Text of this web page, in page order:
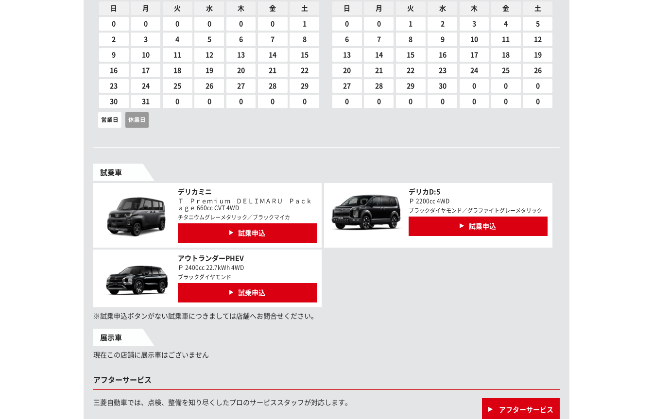
日 月 火 水 木 金 土
0 0 0 0 0 0 1
2 3 4 5 6 7 8
9 10 11 12 13 14 15
16 17 18 19 20 21 22
23 24 25 26 27 28 29
30 31 0 0 0 0 0
日 月 火 水 木 金 土
0 0 1 2 3 4 5
6 7 8 9 10 11 12
13 14 15 16 17 18 19
20 21 22 23 24 25 26
27 28 29 30 0 0 0
0 0 0 0 0 0 0
営業日 休業日
試乗車
デリカミニ
Ｔ Ｐｒｅｍｉｕｍ ＤＥＬＩＭＡＲＵ Ｐａｃｋ
ａｇｅ 660cc CVT 4WD
チタニウムグレーメタリック／ブラックマイカ
試乗申込
デリカD:5
Ｐ 2200cc 4WD
ブラックダイヤモンド／グラファイトグレーメタリック
試乗申込
アウトランダーPHEV
Ｐ 2400cc 22.7kWh 4WD
ブラックダイヤモンド
試乗申込
※試乗申込ボタンがない試乗車につきましては店舗へお問合せください。
展示車
現在この店舗に展示車はございません
アフターサービス
三菱自動車では、点検、整備を知り尽くしたプロのサービススタッフが対応します。
アフターサービス